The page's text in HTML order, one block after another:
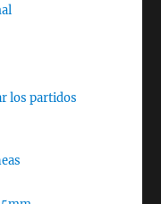
los partidos